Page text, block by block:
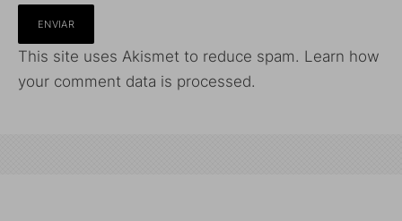
This site uses Akismet to reduce spam. Learn how
your comment data is processed.